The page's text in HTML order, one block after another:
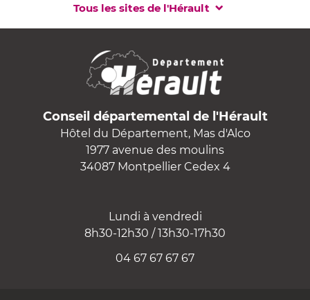
Tous les sites de l'Hérault
Conseil départemental de l'Hérault
Hôtel du Département, Mas d'Alco
1977 avenue des moulins
34087 Montpellier Cedex 4
Lundi à vendredi
8h30-12h30 / 13h30-17h30
04 67 67 67 67